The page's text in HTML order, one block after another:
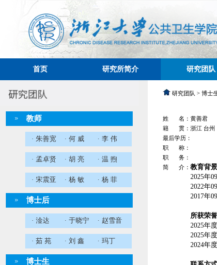
首页 研究所简介 研究团队
教师
· 朱善宽 · 何 威 · 李 伟
· 孟卓贤 · 胡 亮 · 温 煦
· 宋震亚 · 杨 敏 · 杨 菲
博士后
· 淦达 · 于晓宁 · 赵雪音
· 茹 苑 · 刘 鑫 · 玛丁
博士生
研究团队 > 博士
姓 名：黄善君
籍 贯：浙江 台州
最后学历：
职 称：
职 务：
简 介： 教育背
2025年09
2022年09
2017年09
所获荣
2025年
2025年
2024年